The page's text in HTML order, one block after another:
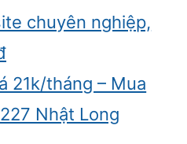
chuyên nghiệp,
21k/tháng – Mua
Nhật Long